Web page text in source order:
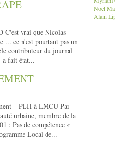
vrai que Nicolas
... ce n'est pourtant pas un
contributeur du journal
fait état...
– PLH à LMCU Par
urbaine, membre de la
: Pas de compétence «
Local de...
Noel
Alain